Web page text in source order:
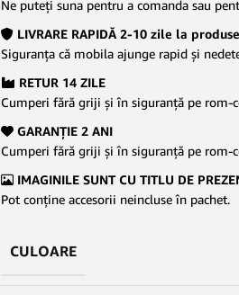
Ne puteţi suna pentru a comanda sau
LIVRARE RAPIDĂ 2-10 zile la
Siguranţa că mobila ajunge rapid şi
RETUR 14 ZILE
Cumperi fără griji şi în siguranţă pe rom-
GARANŢIE 2 ANI
Cumperi fără griji şi în siguranţă pe rom-
IMAGINILE SUNT CU TITLU DE
Pot conține accesorii neincluse în pachet.
CULOARE